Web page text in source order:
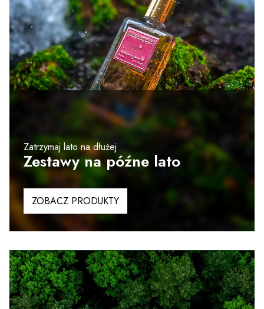
Zatrzymaj lato na dłużej
Zestawy na późne lato
ZOBACZ PRODUKTY